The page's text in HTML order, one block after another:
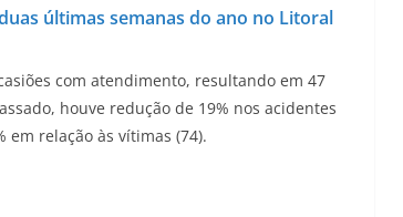
últimas semanas do ano no Litoral
com atendimento, resultando em 47
houve redução de 19% nos acidentes
em relação às vítimas (74).